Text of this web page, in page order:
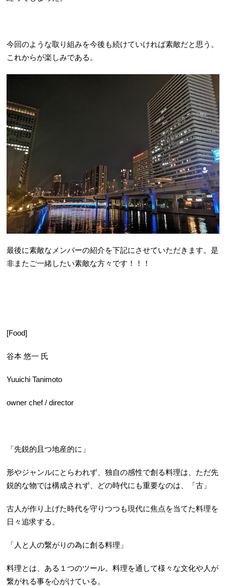
今回のような取り組みを今後も続けていければ素敵だと思う。
これからが楽しみである。
最後に素敵なメンバーの紹介を下記にさせていただきます。是
非またご一緒したい素敵な方々です！！！
[Food]
谷本 悠一 氏
Yuuichi Tanimoto
owner chef / director
「先鋭的且つ地産的に」
形やジャンルにとらわれず、独自の感性で創る料理は、ただ先
鋭的な物では構成されず、どの時代にも重要なのは、「古」
古人が作り上げた時代を守りつつも現代に焦点を当てた料理を
日々追求する。
「人と人の繋がりの為に創る料理」
料理とは、ある１つのツール。料理を通して様々な文化や人が
繋がれる事を心がけている。